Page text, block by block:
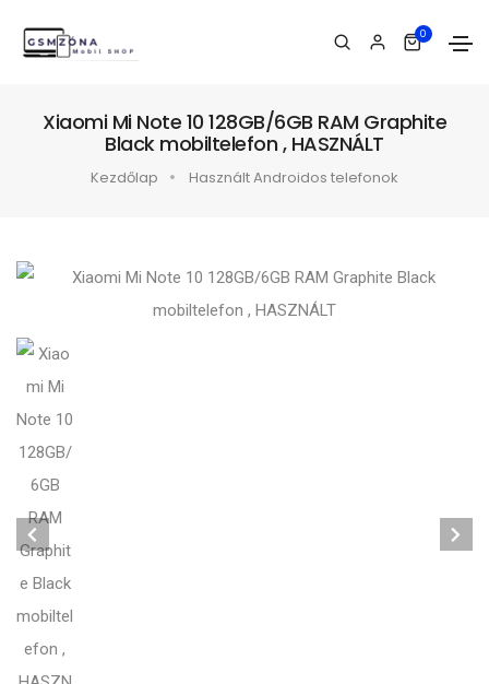
0
Xiaomi Mi Note 10 128GB/6GB RAM Graphite
Black mobiltelefon , HASZNÁLT
Kezdőlap Használt Androidos telefonok